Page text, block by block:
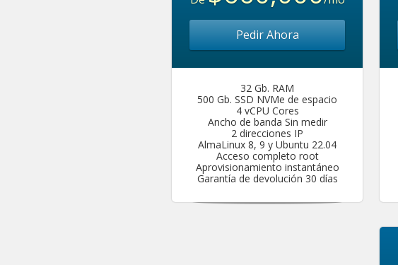
Pedir Ahora
32 Gb. RAM
500 Gb. SSD NVMe de espacio
4 vCPU Cores
Ancho de banda Sin medir
2 direcciones IP
AlmaLinux 8, 9 y Ubuntu 22.04
Acceso completo root
Aprovisionamiento instantáneo
Garantía de devolución 30 días